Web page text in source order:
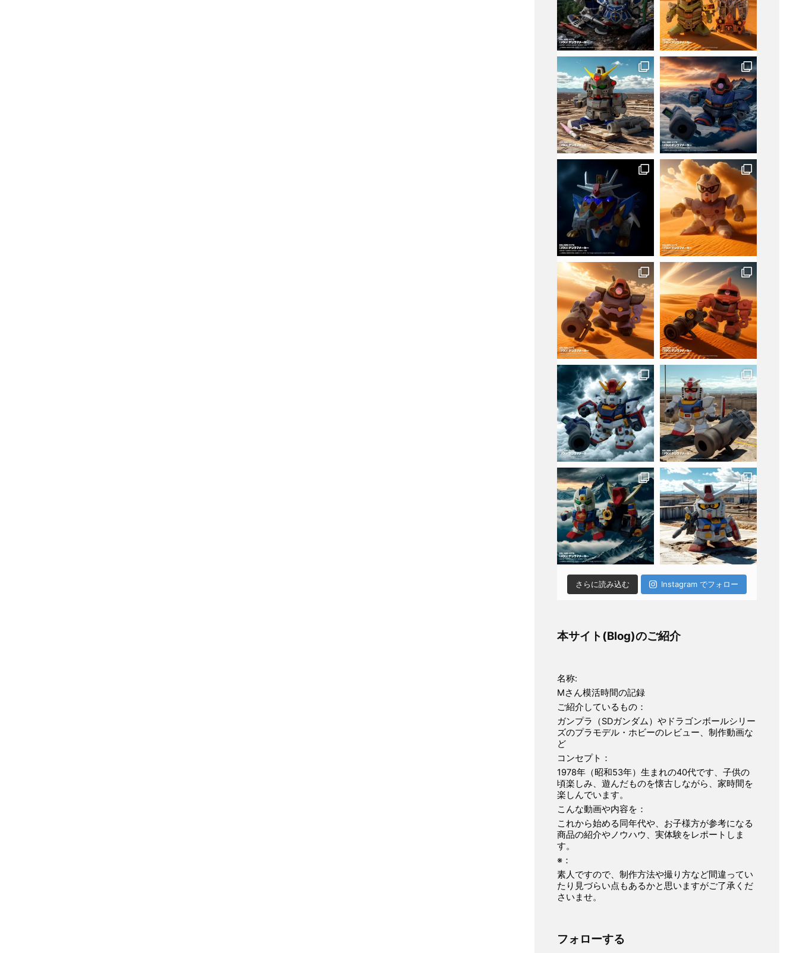
さらに読み込む Instagram でフォロー
本サイト(Blog)のご紹介
名称:
Mさん模活時間の記録
ご紹介しているもの：
ガンプラ（SDガンダム）やドラゴンボールシリー
ズのプラモデル・ホビーのレビュー、制作動画な
ど
コンセプト：
1978年（昭和53年）生まれの40代です、子供の
頃楽しみ、遊んだものを懐古しながら、家時間を
楽しんでいます。
こんな動画や内容を：
これから始める同年代や、お子様方が参考になる
商品の紹介やノウハウ、実体験をレポートしま
す。
※：
素人ですので、制作方法や撮り方など間違ってい
たり見づらい点もあるかと思いますがご了承くだ
さいませ。
フォローする